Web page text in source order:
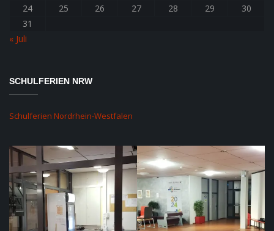
24
25 26 27 28 29
30
31
« Juli
SCHULFERIEN NRW
Schulferien Nordrhein-Westfalen